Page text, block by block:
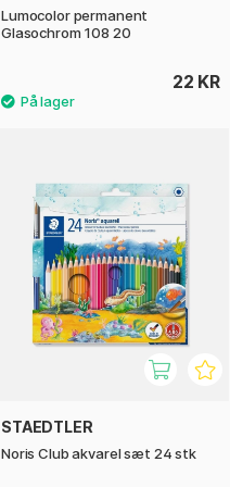
Lumocolor permanent
Glasochrom 108 20
22 KR
STAEDTLER
Noris Club akvarel sæt 24 stk